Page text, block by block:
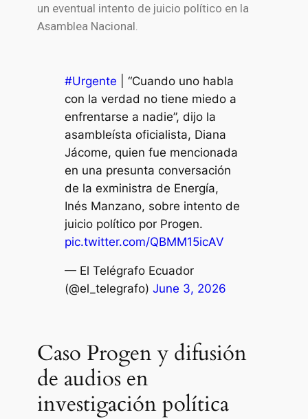
un eventual intento de juicio político en la
Asamblea Nacional.
#Urgente | “Cuando uno habla
con la verdad no tiene miedo a
enfrentarse a nadie”, dijo la
asambleísta oficialista, Diana
Jácome, quien fue mencionada
en una presunta conversación
de la exministra de Energía,
Inés Manzano, sobre intento de
juicio político por Progen.
pic.twitter.com/QBMM15icAV
— El Telégrafo Ecuador
(@el_telegrafo) June 3, 2026
Caso Progen y difusión
de audios en
investigación política